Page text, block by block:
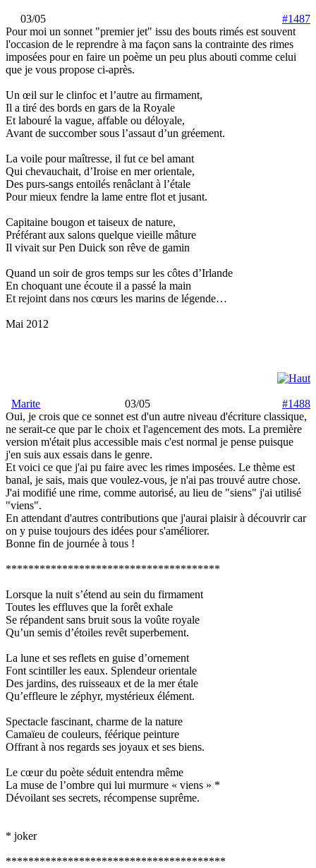
03/05
#1487
Pour moi un sonnet "premier jet" issu des bouts rimés est souvent
l'occasion de le reprendre à ma façon sans la contrainte des rimes
imposées pour en faire un poème un peu plus abouti comme celui
que je vous propose ci-après.
Un œil sur le clinfoc et l’autre au firmament,
Il a tiré des bords en gars de la Royale
Et labouré la vague, affable ou déloyale,
Avant de succomber sous l’assaut d’un gréement.
La voile pour maîtresse, il fut ce bel amant
Qui chevauchait, d’Iroise en mer orientale,
Des purs-sangs entoilés renâclant à l’étale
Pour mieux fendre la lame entre flot et jusant.
Capitaine bougon et taiseux de nature,
Préférant aux salons quelque vieille mâture
Il vivait sur Pen Duick son rêve de gamin
Quand un soir de gros temps sur les côtes d’Irlande
En choquant une écoute il a passé la main
Et rejoint dans nos cœurs les marins de légende…
Mai 2012
Marite 03/05
#1488
Oui, je crois que ce sonnet est d'un autre niveau d'écriture classique,
ne serait-ce que par le choix et l'agencement des mots. La première
version m'était plus accessible mais c'est normal je pense puisque
j'en suis aux essais dans le genre.
Et voici ce que j'ai pu faire avec les rimes imposées. Le thème est
banal, je sais, mais que voulez-vous, je n'ai pas trouvé autre chose.
J'ai modifié une rime, comme autorisé, au lieu de "siens" j'ai utilisé
"viens".
En attendant d'autres contributions que j'aurai plaisir à découvrir car
on y puise toujours des idées pour s'améliorer.
Bonne fin de journée à tous !
**************************************
Lorsque la nuit s’étend au sein du firmament
Toutes les effluves que la forêt exhale
Se répandent sans bruit sous la voûte royale
Qu’un semis d’étoiles revêt superbement.
La lune et ses reflets en guise d’ornement
Font scintiller les eaux. Splendeur orientale
Des jardins, des ruisseaux et de la mer étale
Qu’effleure le zéphyr, mystérieux élément.
Spectacle fascinant, charme de la nature
Camaïeu de couleurs, féérique peinture
Offrant à nos regards ses joyaux et ses biens.
Le cœur du poète séduit entendra même
La muse de l’ombre qui lui murmure « viens » *
Dévoilant ses secrets, récompense suprême.
* joker
***************************************